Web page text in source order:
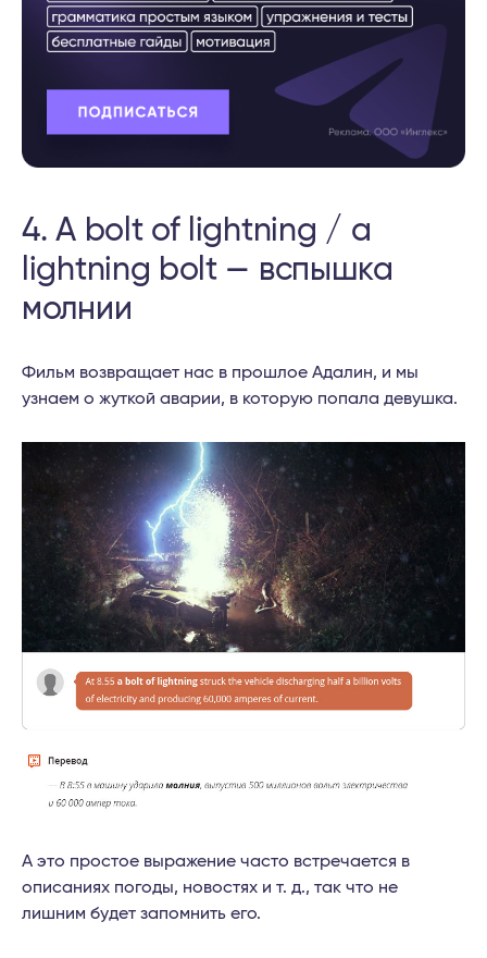
4. A bolt of lightning / a
lightning bolt — вспышка
молнии
Фильм возвращает нас в прошлое Адалин, и мы
узнаем о жуткой аварии, в которую попала девушка.
А это простое выражение часто встречается в
описаниях погоды, новостях и т. д., так что не
лишним будет запомнить его.